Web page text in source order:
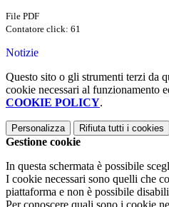
File PDF
Contatore click: 61
Notizie
Questo sito o gli strumenti terzi da
cookie necessari al funzionamento
COOKIE POLICY.
Personalizza Rifiuta tutti i cookies
Gestione cookie
In questa schermata è possibile
I cookie necessari sono quelli che
piattaforma e non è possibile
Per conoscere quali sono i cookie